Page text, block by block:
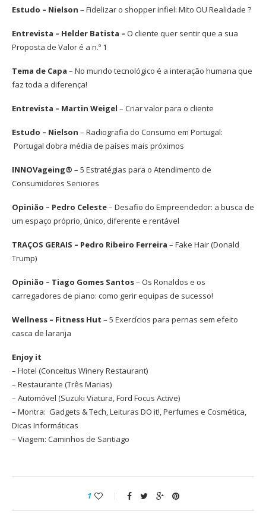
Estudo – Nielson – Fidelizar o shopper infiel: Mito OU Realidade ?
Entrevista – Helder Batista – O cliente quer sentirque a sua
Proposta de Valoré a n.º 1
Tema de Capa – No mundo tecnológico é a interação humana que
faz toda a diferença!
Entrevista – Martin Weigel – Criar valor para o cliente
Estudo – Nielson – Radiografia do Consumo em Portugal:
Portugal dobra média de países mais próximos
INNOVageing® – 5 Estratégias para o Atendimento de
Consumidores Seniores
Opinião – Pedro Celeste– Desafio do Empreendedor: a busca de
um espaço próprio, único, diferente e rentável
TRAÇOS GERAIS – Pedro Ribeiro Ferreira – Fake Hair (Donald
Trump)
Opinião – Tiago Gomes Santos– Os Ronaldos e os
carregadores de piano: como gerir equipas de sucesso!
Wellness – Fitness Hut – 5 Exercícios para pernas sem efeito
casca de laranja
Enjoy it
– Hotel (Conceitus Winery Restaurant)
– Restaurante (Três Marias)
– Automóvel (Suzuki Viatura, Ford Focus Active)
– Montra: Gadgets & Tech, Leituras DO it!, Perfumes e Cosmética,
Dicas Informáticas
– Viagem: Caminhos de Santiago
1